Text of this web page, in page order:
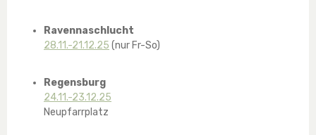
Ravennaschlucht
28.11.-21.12.25 (nur Fr-So)
Regensburg
24.11.-23.12.25
Neupfarrplatz